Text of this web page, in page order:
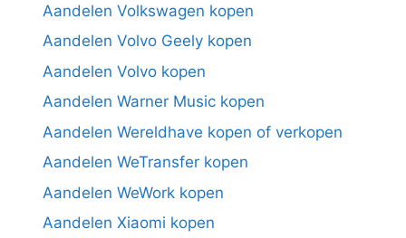
Aandelen Volkswagen kopen
Aandelen Volvo Geely kopen
Aandelen Volvo kopen
Aandelen Warner Music kopen
Aandelen Wereldhave kopen of verkopen
Aandelen WeTransfer kopen
Aandelen WeWork kopen
Aandelen Xiaomi kopen